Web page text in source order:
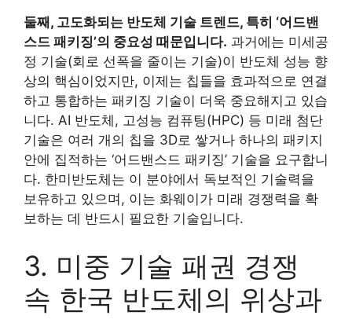
둘째, 고도화되는 반도체 기술 트렌드, 특히 ‘어드밴
스드 패키징’의 중요성 때문입니다. 과거에는 미세공
정 기술(회로 선폭을 줄이는 기술)이 반도체 성능 향
상의 핵심이었지만, 이제는 칩들을 효과적으로 연결
하고 통합하는 패키징 기술이 더욱 중요해지고 있습
니다. AI 반도체, 고성능 컴퓨팅(HPC) 등 미래 첨단
기술은 여러 개의 칩을 3D로 쌓거나 하나의 패키지
안에 집적하는 ‘어드밴스드 패키징’ 기술을 요구합니
다. 한미반도체는 이 분야에서 독보적인 기술력을
보유하고 있으며, 이는 화웨이가 미래 경쟁력을 확
보하는 데 반드시 필요한 기술입니다.
3. 미중 기술 패권 경쟁
속 한국 반도체의 위상과